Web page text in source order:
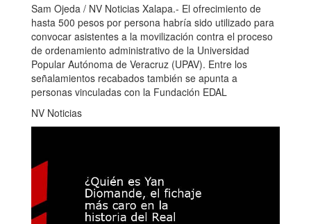
Sam Ojeda / NV Noticias Xalapa.- El ofrecimiento de
hasta 500 pesos por persona habría sido utilizado para
convocar asistentes a la movilización contra el proceso
de ordenamiento administrativo de la Universidad
Popular Autónoma de Veracruz (UPAV). Entre los
señalamientos recabados también se apunta a
personas vinculadas con la Fundación EDAL
NV Noticias